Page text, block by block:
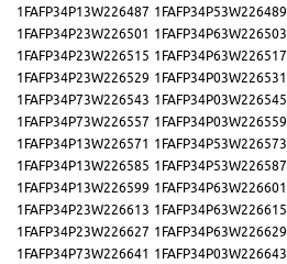
1FAFP34P13W226487 1FAFP34P53W226489
1FAFP34P23W226501 1FAFP34P63W226503
1FAFP34P23W226515 1FAFP34P63W226517
1FAFP34P23W226529 1FAFP34P03W226531
1FAFP34P73W226543 1FAFP34P03W226545
1FAFP34P73W226557 1FAFP34P03W226559
1FAFP34P13W226571 1FAFP34P53W226573
1FAFP34P13W226585 1FAFP34P53W226587
1FAFP34P13W226599 1FAFP34P63W226601
1FAFP34P23W226613 1FAFP34P63W226615
1FAFP34P23W226627 1FAFP34P63W226629
1FAFP34P73W226641 1FAFP34P03W226643